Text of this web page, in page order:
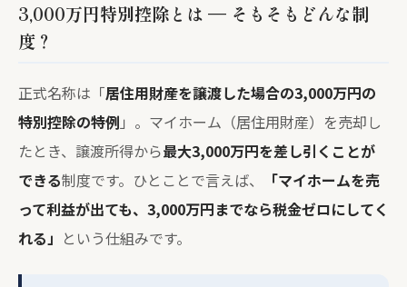
3,000万円特別控除とは — そもそもどんな制
度？
正式名称は「居住用財産を譲渡した場合の3,000万円の
特別控除の特例 」。マイホーム（居住用財産）を売却し
たとき、譲渡所得から最大3,000万円を差し引くことが
できる制度です。ひとことで言えば、
「マイホームを売
って利益が出ても、3,000万円までなら税金ゼロにしてく
れる」 という仕組みです。